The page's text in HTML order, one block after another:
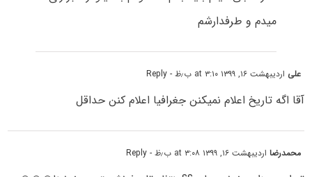
میدم و طرفدارشم
علی اردیبهشت ۱۶, ۱۳۹۹ at ۳:۱۰ ب٫ظ - Reply
آقا اگه تاریخ اعلام نمیکنن جغرافیا اعلام کنن حداقل
محمدرضااردیبهشت ۱۶, ۱۳۹۹ at ۳:۰۸ ب٫ظ - Reply